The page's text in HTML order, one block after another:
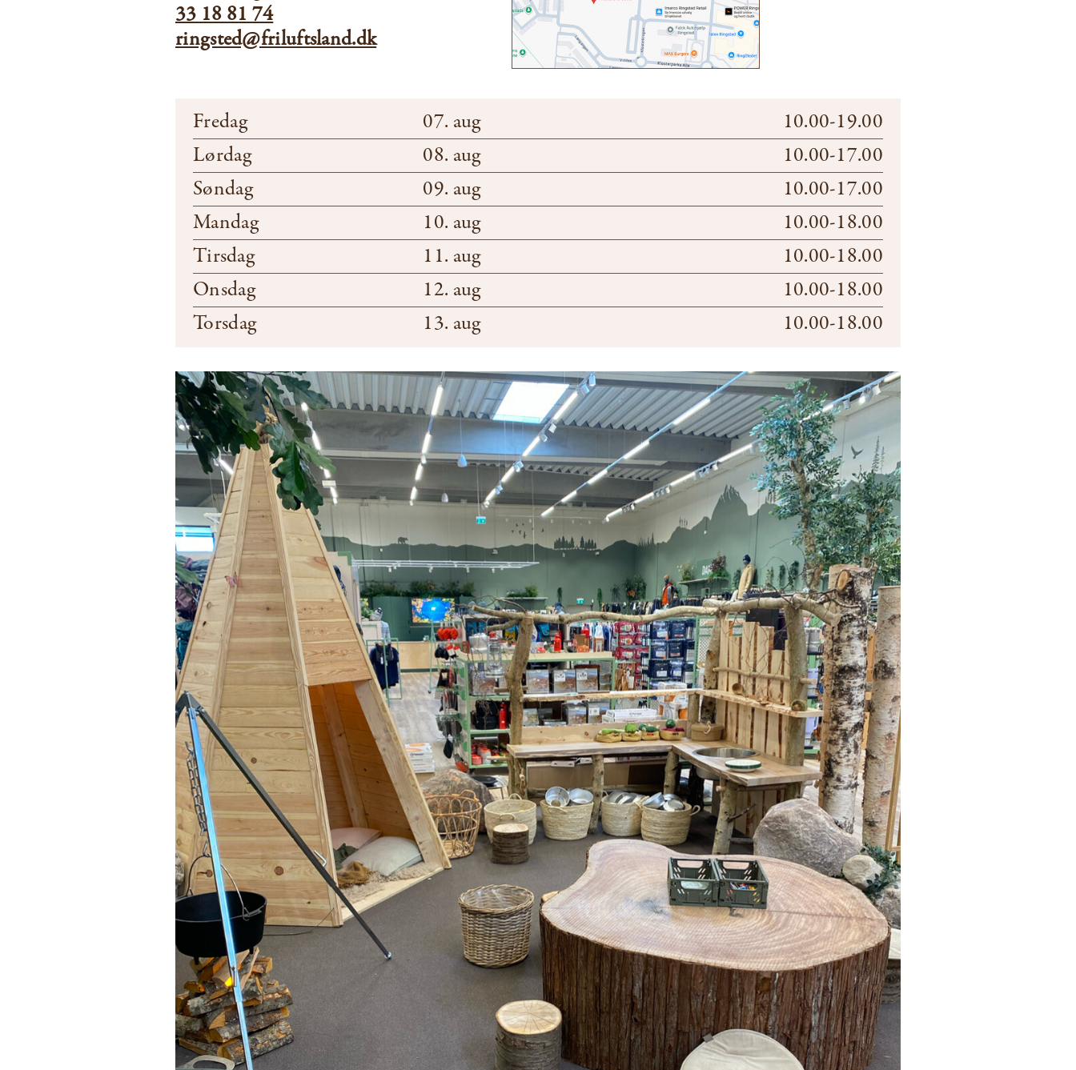
33 18 81 74
ringsted@friluftsland.dk
Fredag 07. aug
10.00-19.00
Lørdag
08. aug
10.00-17.00
Søndag
09. aug
10.00-17.00
Mandag
10. aug
10.00-18.00
Tirsdag
11. aug
10.00-18.00
Onsdag
12. aug
10.00-18.00
Torsdag
13. aug 10.00-18.00